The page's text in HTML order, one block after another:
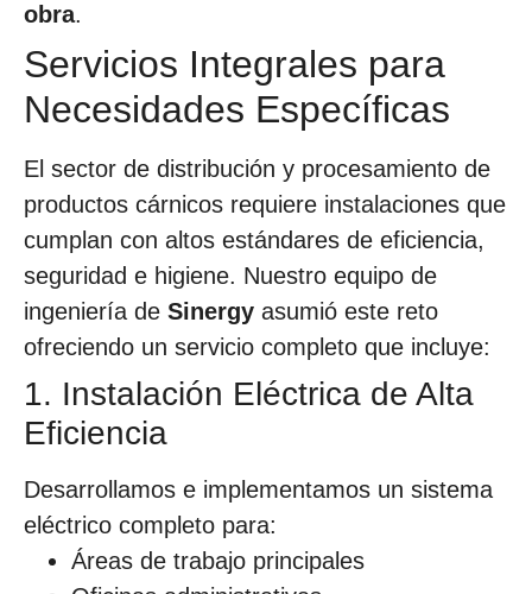
obra.
Servicios Integrales para
Necesidades Específicas
El sector de distribución y procesamiento de
productos cárnicos requiere instalaciones que
cumplan con altos estándares de eficiencia,
seguridad e higiene. Nuestro equipo de
ingeniería de Sinergy asumió este reto
ofreciendo un servicio completo que incluye:
1. Instalación Eléctrica de Alta
Eficiencia
Desarrollamos e implementamos un sistema
eléctrico completo para:
Áreas de trabajo principales